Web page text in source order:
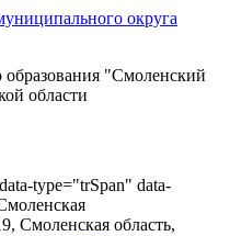
"Смоленский
области
type="trSpan" data-
Смоленская область,